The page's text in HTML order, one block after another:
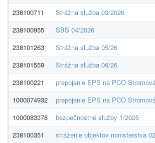
238100711
Strážna služba 03/2026
238100955
SBS 04/2026
238101263
Strážna služba 05/26
238101559
Strážna služba 06/26
238100221
prepojenie EPS na PCO
1000074932
prepojenie EPS na PCO
1000083378
bezpečnostné služby 1/2025
238100351
stráženie objektov ministerstva